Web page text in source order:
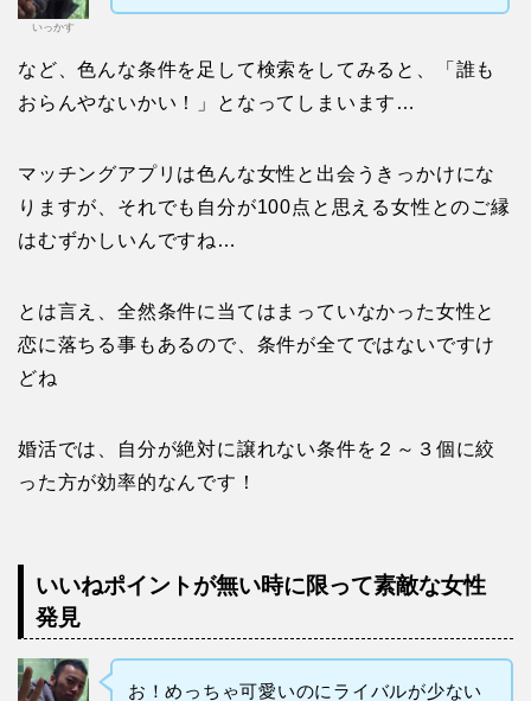
いっかす
など、色んな条件を足して検索をしてみると、「誰も
おらんやないかい！」となってしまいます…
マッチングアプリは色んな女性と出会うきっかけにな
りますが、それでも自分が100点と思える女性とのご縁
はむずかしいんですね…
とは言え、全然条件に当てはまっていなかった女性と
恋に落ちる事もあるので、条件が全てではないですけ
どね
婚活では、自分が絶対に譲れない条件を２～３個に絞
った方が効率的なんです！
いいねポイントが無い時に限って素敵な女性
発見
お！めっちゃ可愛いのにライバルが少ない